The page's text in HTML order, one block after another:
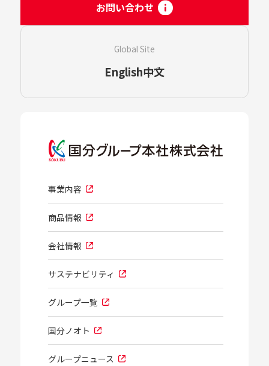
お問い合わせ
Global Site
English中文
事業内容
商品情報
会社情報
サステナビリティ
グループ一覧
国分ノオト
グループニュース